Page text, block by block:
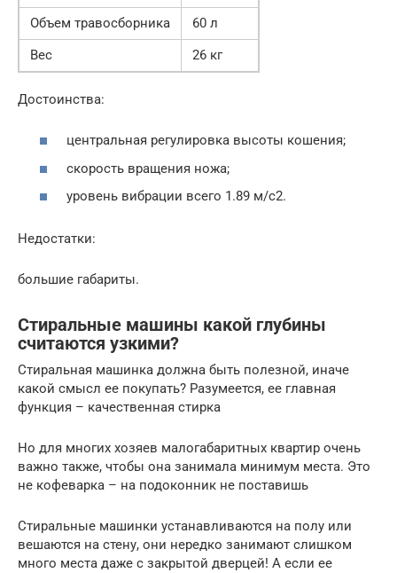
Объем травосборника
60 л
Вес
26 кг
Достоинства:
центральная регулировка высоты кошения;
скорость вращения ножа;
уровень вибрации всего 1.89 м/с2.
Недостатки:
большие габариты.
Стиральные машины какой глубины
считаются узкими?
Стиральная машинка должна быть полезной, иначе
какой смысл ее покупать? Разумеется, ее главная
функция – качественная стирка
Но для многих хозяев малогабаритных квартир очень
важно также, чтобы она занимала минимум места. Это
не кофеварка – на подоконник не поставишь
Стиральные машинки устанавливаются на полу или
вешаются на стену, они нередко занимают слишком
много места даже с закрытой дверцей! А если ее